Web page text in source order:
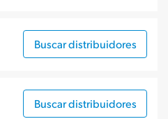
Buscar distribuidores
Buscar distribuidores